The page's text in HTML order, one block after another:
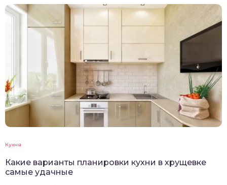
Кухня
Какие варианты планировки кухни в хрущевке
самые удачные